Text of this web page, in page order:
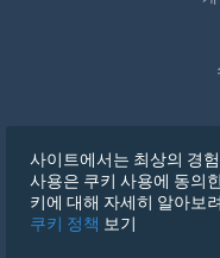
사이트에서는 최상의 경
사용은 쿠키 사용에 동의
키에 대해 자세히 알아보
쿠키 정책 보기